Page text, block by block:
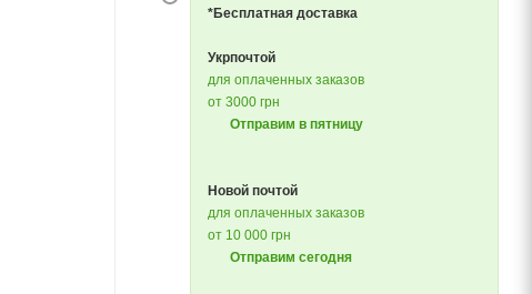
*Бесплатная доставка
Укрпочтой
для оплаченных заказов
от 3000 грн
Отправим в пятницу
Новой почтой
для оплаченных заказов
от 10 000 грн
Отправим сегодня